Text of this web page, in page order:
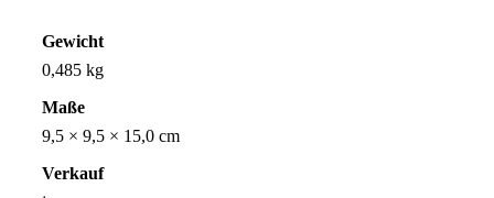
Gewicht
0,485 kg
Maße
9,5 × 9,5 × 15,0 cm
Verkauf